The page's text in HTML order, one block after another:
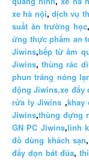
xe hà nội,dịch vụ
suất ăn trường học,
ứng thực phẩm an
Jiwins,bếp từ âm
Jiwins,thùng rác
phun tráng nóng
động Jiwins,xe đẩy
rửa ly Jiwins ,khay
Jiwins,thùng đựng
GN PC Jiwins,linh
đồ dùng khách sạn
đẩy dọn bát đũa,